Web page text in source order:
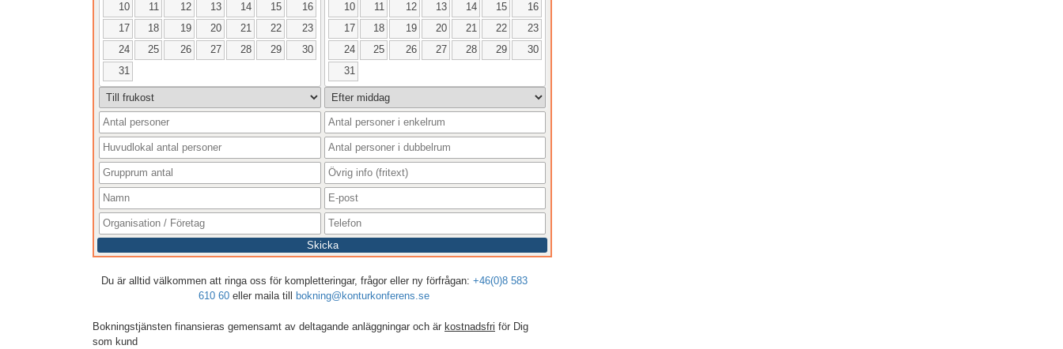
10
11 12 13 14 15
16
17
18 19 20 21 22
23
24
25 26 27 28 29
30
31
10
11 12 13 14 15
16
17
18 19 20 21 22
23
24
25 26 27 28 29
30
31
Skicka
Du är alltid välkommen att ringa oss för kompletteringar, frågor eller ny förfrågan: +46(0)8 583
610 60 eller maila till bokning@konturkonferens.se
Bokningstjänsten finansieras gemensamt av deltagande anläggningar och är kostnadsfri för Dig
som kund